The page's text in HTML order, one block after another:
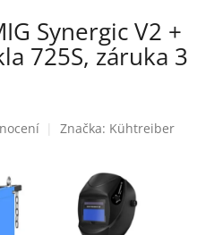
Synergic V2 +
725S, záruka 3
Značka: Kühtreiber